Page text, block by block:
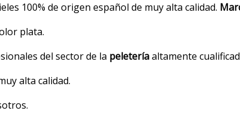
100% de origen español de muy alta calidad.
plata.
del sector de la peleteríaaltamente
alta calidad.